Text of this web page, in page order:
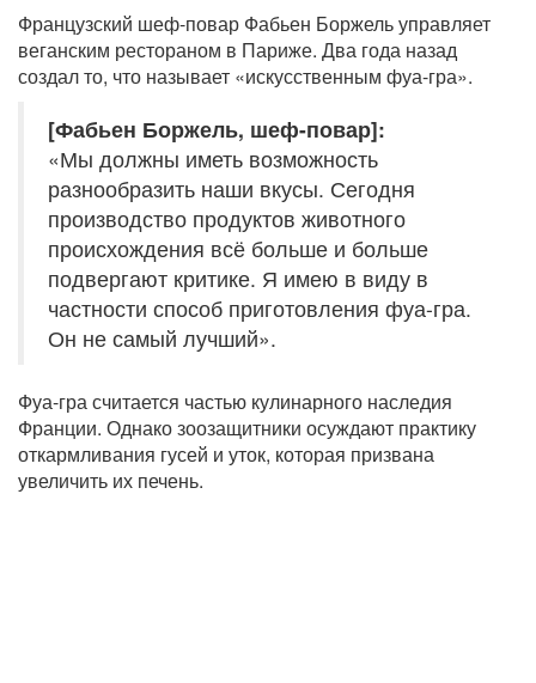
Французский шеф-повар Фабьен Боржель управляет
веганским рестораном в Париже. Два года назад
создал то, что называет «искусственным фуа-гра».
[Фабьен Боржель, шеф-повар]:
«Мы должны иметь возможность
разнообразить наши вкусы. Сегодня
производство продуктов животного
происхождения всё больше и больше
подвергают критике. Я имею в виду в
частности способ приготовления фуа-гра.
Он не самый лучший».
Фуа-гра считается частью кулинарного наследия
Франции. Однако зоозащитники осуждают практику
откармливания гусей и уток, которая призвана
увеличить их печень.